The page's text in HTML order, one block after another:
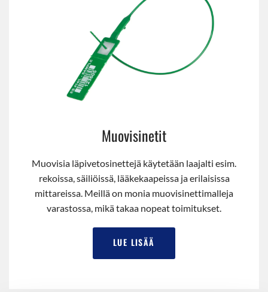
Muovisinetit
Muovisia läpivetosinettejä käytetään laajalti esim.
rekoissa, säiliöissä, lääkekaapeissa ja erilaisissa
mittareissa. Meillä on monia muovisinettimalleja
varastossa, mikä takaa nopeat toimitukset.
LUE LISÄÄ